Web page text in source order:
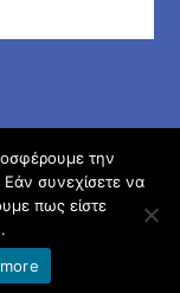
Κω 2026
Θέμα εμφάνισης:
την
Εάν συνεχίσετε να
πως είστε